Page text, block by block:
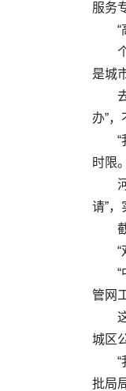
服务
是城
办”
时限
请”，
“
管网
城区
批局